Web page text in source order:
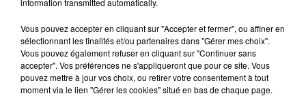
100% Radio les infos des Hautes-Pyrénées
4 décembre 2023 - 4 min 10 sec
LES INFOS DES HAUTES-PYRÉNÉES DU
04/12/2023 À 08H30
information transmitted automatically.
Vous pouvez accepter en cliquant sur "Accepter et fermer", ou affiner en
sélectionnant les finalités et/ou partenaires dans "Gérer mes choix".
Vous pouvez également refuser en cliquant sur "Continuer sans
accepter". Vos préférences ne s'appliqueront que pour ce site. Vous
pouvez mettre à jour vos choix, ou retirer votre consentement à tout
moment via le lien "Gérer les cookies" situé en bas de chaque page.